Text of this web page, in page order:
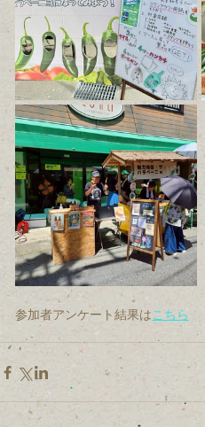
参加者アンケート結果はこちら